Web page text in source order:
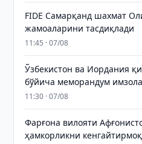
FIDE Самарқанд шахмат
жамоаларини тасдиқлади
11:45 · 07/08
Ўзбекистон ва Иордания
бўйича меморандум
11:30 · 07/08
Фарғона вилояти
ҳамкорликни